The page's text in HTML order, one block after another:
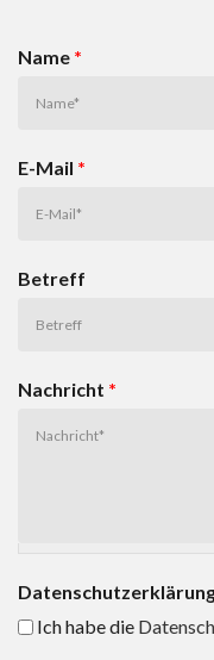
Name *
E-Mail *
Betreff
Nachricht *
Ich habe die